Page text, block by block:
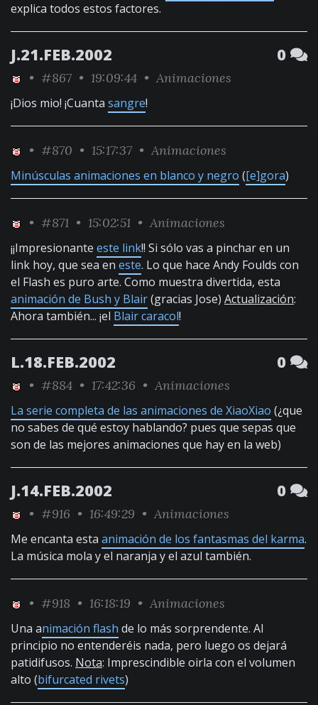
explica todos estos factores.
J.21.FEB.2002 0
• #867 • 19:09:44 • Animaciones
¡Dios mio! ¡Cuanta sangre!
• #870 • 15:17:37 • Animaciones
Minúsculas animaciones en blanco y negro ([e]gora)
• #871 • 15:02:51 • Animaciones
¡¡Impresionante este link!! Si sólo vas a pinchar en un
link hoy, que sea en este. Lo que hace Andy Foulds con
el Flash es puro arte. Como muestra divertida, esta
animación de Bush y Blair(gracias Jose) Actualización:
Ahora también... ¡el Blair caracol!
L.18.FEB.2002 0
• #884 • 17:42:36 • Animaciones
La serie completa de las animaciones de XiaoXiao (¿que
no sabes de qué estoy hablando? pues que sepas que
son de las mejores animaciones que hay en la web)
J.14.FEB.2002 0
• #916 • 16:49:29 • Animaciones
Me encanta esta animación de los fantasmas del karma.
La música mola y el naranja y el azul también.
• #918 • 16:18:19 • Animaciones
Una animación flash de lo más sorprendente. Al
principio no entenderéis nada, pero luego os dejará
patidifusos. Nota: Imprescindible oirla con el volumen
alto (bifurcated rivets)